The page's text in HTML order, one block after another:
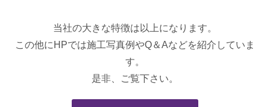
当社の大きな特徴は以上になります。
この他にHPでは施工写真例やQ＆Aなどを紹介していま
す。
是非、ご覧下さい。